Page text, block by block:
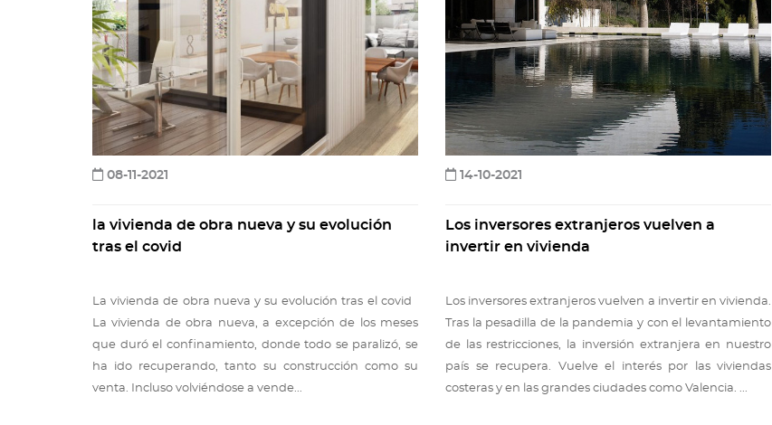
08-11-2021
la vivienda de obra nueva y su evolución
tras el covid
La vivienda de obra nueva y su evolución tras el covid
La vivienda de obra nueva, a excepción de los meses
que duró el confinamiento, donde todo se paralizó, se
ha ido recuperando, tanto su construcción como su
venta. Incluso volviéndose a vende...
14-10-2021
Los inversores extranjeros vuelven a
invertir en vivienda
Los inversores extranjeros vuelven a invertir en vivienda.
Tras la pesadilla de la pandemia y con el levantamiento
de las restricciones, la inversión extranjera en nuestro
país se recupera. Vuelve el interés por las viviendas
costeras y en las grandes ciudades como Valencia. ...